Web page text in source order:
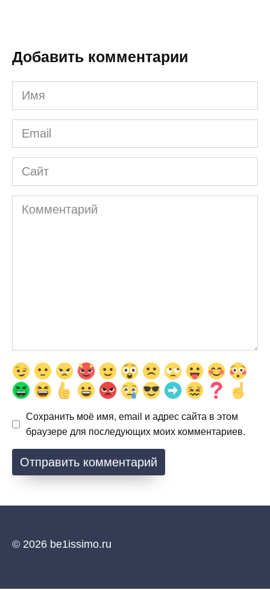
Добавить комментарии
Имя
*
Email
*
Сайт
Комментарий
Сохранить моё имя, email и адрес сайта в этом
браузере для последующих моих комментариев.
© 2026 be1issimo.ru